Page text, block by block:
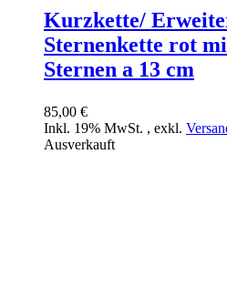
Kurzkette/
Sternenkette rot
Sternen a 13 cm
85,00 €
Inkl. 19% MwSt. , exkl.
Ausverkauft